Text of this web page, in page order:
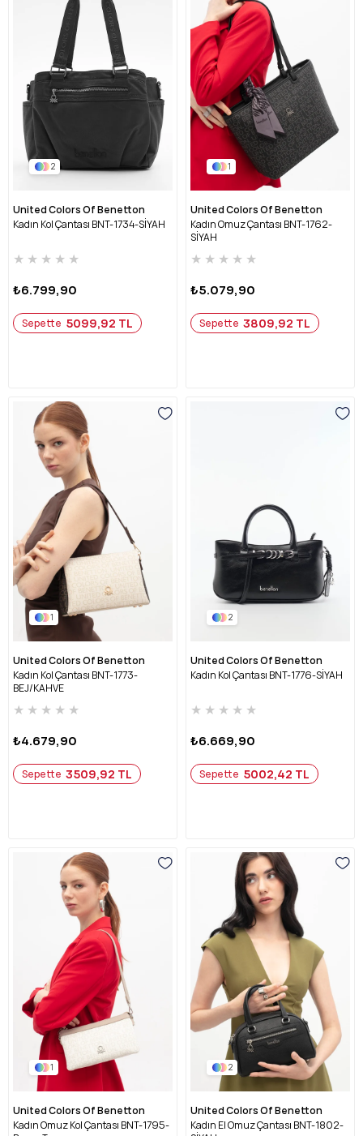
2
United Colors Of Benetton
Kadın Kol Çantası BNT-1734-SİYAH
★ ★ ★ ★ ★
₺6.799,90
Sepette 5099,92 TL
1
United Colors Of Benetton
Kadın Omuz Çantası BNT-1762-
SİYAH
★ ★ ★ ★ ★
₺5.079,90
Sepette 3809,92 TL
1
United Colors Of Benetton
Kadın Kol Çantası BNT-1773-
BEJ/KAHVE
★ ★ ★ ★ ★
₺4.679,90
Sepette 3509,92 TL
2
United Colors Of Benetton
Kadın Kol Çantası BNT-1776-SİYAH
★ ★ ★ ★ ★
₺6.669,90
Sepette 5002,42 TL
1
United Colors Of Benetton
Kadın Omuz Kol Çantası BNT-1795-
2
United Colors Of Benetton
Kadın El Omuz Çantası BNT-1802-